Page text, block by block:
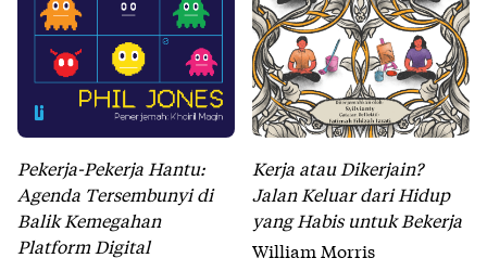
Pekerja-Pekerja Hantu:
Agenda Tersembunyi di
Balik Kemegahan
Platform Digital
Kerja atau Dikerjain?
Jalan Keluar dari Hidup
yang Habis untuk Bekerja
William Morris